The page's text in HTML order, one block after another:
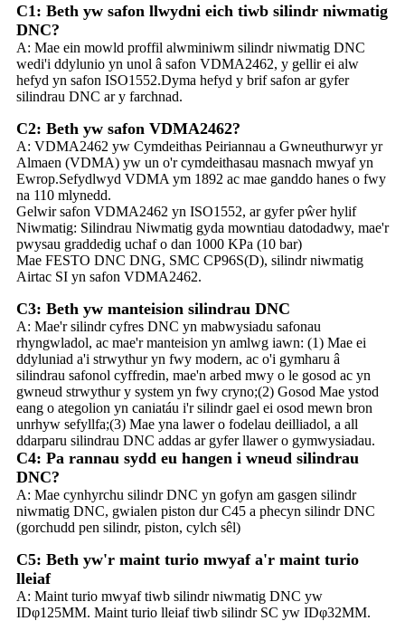
C1: Beth yw safon llwydni eich tiwb silindr niwmatig
DNC?
A: Mae ein mowld proffil alwminiwm silindr niwmatig DNC
wedi'i ddylunio yn unol â safon VDMA2462, y gellir ei alw
hefyd yn safon ISO1552.Dyma hefyd y brif safon ar gyfer
silindrau DNC ar y farchnad.
C2: Beth yw safon VDMA2462?
A: VDMA2462 yw Cymdeithas Peiriannau a Gwneuthurwyr yr
Almaen (VDMA) yw un o'r cymdeithasau masnach mwyaf yn
Ewrop.Sefydlwyd VDMA ym 1892 ac mae ganddo hanes o fwy
na 110 mlynedd.
Gelwir safon VDMA2462 yn ISO1552, ar gyfer pŵer hylif
Niwmatig: Silindrau Niwmatig gyda mowntiau datodadwy, mae'r
pwysau graddedig uchaf o dan 1000 KPa (10 bar)
Mae FESTO DNC DNG, SMC CP96S(D), silindr niwmatig
Airtac SI yn safon VDMA2462.
C3: Beth yw manteision silindrau DNC
A: Mae'r silindr cyfres DNC yn mabwysiadu safonau
rhyngwladol, ac mae'r manteision yn amlwg iawn: (1) Mae ei
ddyluniad a'i strwythur yn fwy modern, ac o'i gymharu â
silindrau safonol cyffredin, mae'n arbed mwy o le gosod ac yn
gwneud strwythur y system yn fwy cryno;(2) Gosod Mae ystod
eang o ategolion yn caniatáu i'r silindr gael ei osod mewn bron
unrhyw sefyllfa;(3) Mae yna lawer o fodelau deilliadol, a all
ddarparu silindrau DNC addas ar gyfer llawer o gymwysiadau.
C4: Pa rannau sydd eu hangen i wneud silindrau
DNC?
A: Mae cynhyrchu silindr DNC yn gofyn am gasgen silindr
niwmatig DNC, gwialen piston dur C45 a phecyn silindr DNC
(gorchudd pen silindr, piston, cylch sêl)
C5: Beth yw'r maint turio mwyaf a'r maint turio
lleiaf
A: Maint turio mwyaf tiwb silindr niwmatig DNC yw
IDφ125MM. Maint turio lleiaf tiwb silindr SC yw IDφ32MM.